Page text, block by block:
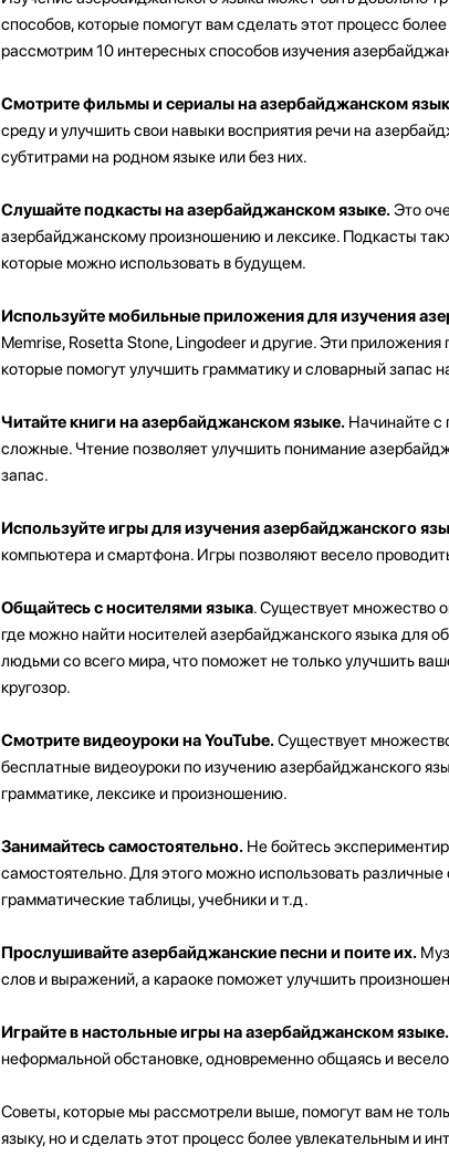
способов, которые помогут вам сделать этот процесс
рассмотрим 10 интересных способов изучения
Смотрите фильмы и сериалы на азербайджанском
среду и улучшить свои навыки восприятия речи на
субтитрами на родном языке или без них.
Слушайте подкасты на азербайджанском языке.Это
азербайджанскому произношению и лексике. Подкасты
которые можно использовать в будущем.
Используйте мобильные приложения для изучения
Memrise, Rosetta Stone, Lingodeer и другие. Эти
которые помогут улучшить грамматику и словарный запас
Читайте книги на азербайджанском языке.Начинайте с
сложные. Чтение позволяет улучшить понимание
запас.
Используйте игры для изучения азербайджанского
компьютера и смартфона. Игры позволяют весело
Общайтесь с носителями языка. Существует множество
где можно найти носителей азербайджанского языка для
людьми со всего мира, что поможет не только улучшить
кругозор.
Смотрите видеоуроки на YouTube.Существует
бесплатные видеоуроки по изучению азербайджанского
грамматике, лексике и произношению.
Занимайтесь самостоятельно.Не бойтесь
самостоятельно. Для этого можно использовать
грамматические таблицы, учебники и т.д.
Прослушивайте азербайджанские песни и поите их.
слов и выражений, а караоке поможет улучшить
Играйте в настольные игры на азербайджанском языке.
неформальной обстановке, одновременно общаясь и
Советы, которые мы рассмотрели выше, помогут вам не
языку, но и сделать этот процесс более увлекательным и